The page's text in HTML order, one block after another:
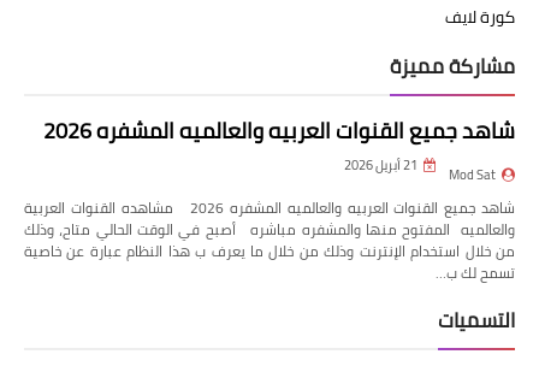
كورة لايف
مشاركة مميزة
شاهد جميع القنوات العربيه والعالميه المشفره 2026
Mod Sat 21 أبريل 2026
شاهد جميع القنوات العربيه والعالميه المشفره 2026 مشاهده القنوات العربية
والعالميه المفتوح منها والمشفره مباشره أصبح في الوقت الحالي متاح، وذلك
من خلال استخدام الإنترنت وذلك من خلال ما يعرف ب هذا النظام عبارة عن خاصية
تسمح لك ب…
التسميات